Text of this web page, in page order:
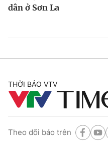
dân ở Sơn La
THỜI BÁO VTV
Theo dõi báo trên